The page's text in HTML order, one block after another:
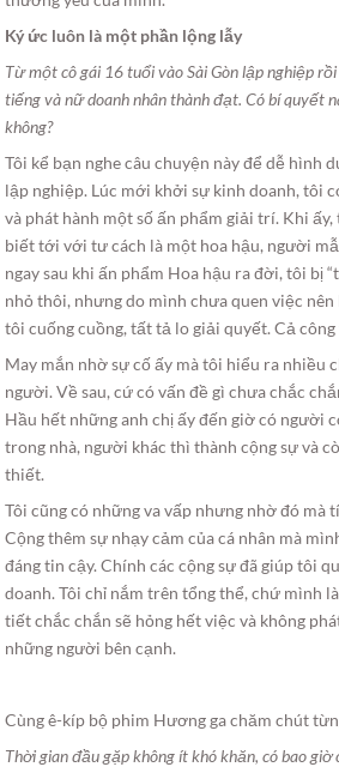
Ký ức luôn là một phần lộng lẫy
Từ một cô gái 16 tuổi vào Sài Gòn lập nghiệp
tiếng và nữ doanh nhân thành đạt. Có bí quyết
không?
Tôi kể bạn nghe câu chuyện này để dễ hình
lập nghiệp. Lúc mới khởi sự kinh doanh, tôi
và phát hành một số ấn phẩm giải trí. Khi
biết tới với tư cách là một hoa hậu, người
ngay sau khi ấn phẩm Hoa hậu ra đời, tôi bị
nhỏ thôi, nhưng do mình chưa quen việc nên
tôi cuống cuồng, tất tả lo giải quyết. Cả
May mắn nhờ sự cố ấy mà tôi hiểu ra nhiều
người. Về sau, cứ có vấn đề gì chưa chắc
Hầu hết những anh chị ấy đến giờ có người
trong nhà, người khác thì thành cộng sự và
thiết.
Tôi cũng có những va vấp nhưng nhờ đó mà
Cộng thêm sự nhạy cảm của cá nhân mà
đáng tin cậy. Chính các cộng sự đã giúp tôi
doanh. Tôi chỉ nắm trên tổng thể, chứ mình
tiết chắc chắn sẽ hỏng hết việc và không
những người bên cạnh.
Cùng ê-kíp bộ phim Hương ga chăm chút
Thời gian đầu gặp không ít khó khăn, có bao